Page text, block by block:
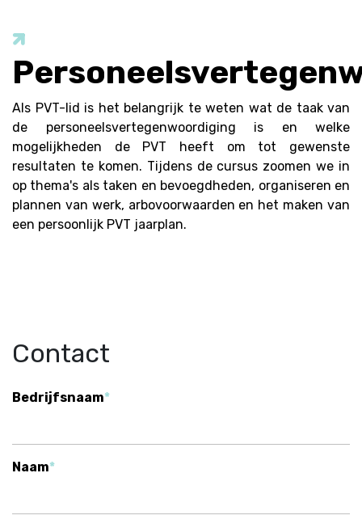
Als PVT-lid is het belangrijk te weten wat de taak van
de personeelsvertegenwoordiging is en welke
mogelijkheden de PVT heeft om tot gewenste
resultaten te komen. Tijdens de cursus zoomen we in
op thema's als taken en bevoegdheden, organiseren en
plannen van werk, arbovoorwaarden en het maken van
een persoonlijk PVT jaarplan.
Contact
Bedrijfsnaam
Naam